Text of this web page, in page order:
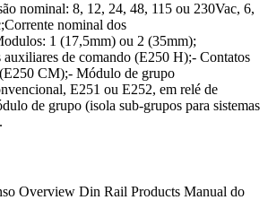
nominal: 8, 12, 24, 48, 115 ou 230Vac, 6,
nominal dos
1 (17,5mm) ou 2 (35mm);
auxiliares de comando (E250 H);- Contatos
CM);- Módulo de grupo
E251 ou E252, em relé de
de grupo (isola sub-grupos para sistemas
Overview Din Rail Products Manual do